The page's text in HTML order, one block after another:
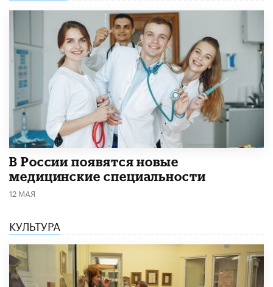
В России появятся новые
медицинские специальности
12 МАЯ
КУЛЬТУРА